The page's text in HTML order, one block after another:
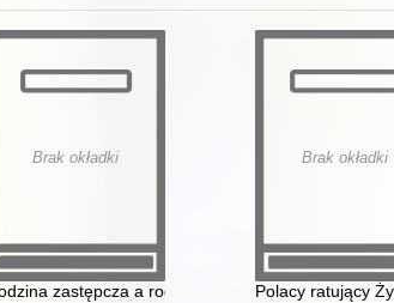
w rodzinach adopcyjnych
Brak okładki
zastępcza a rodzina adopcyjna
Brak okładki
Polacy ratujący